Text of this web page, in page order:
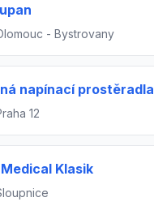
- Bystrovany
napínací prostěradla
12
Klasik